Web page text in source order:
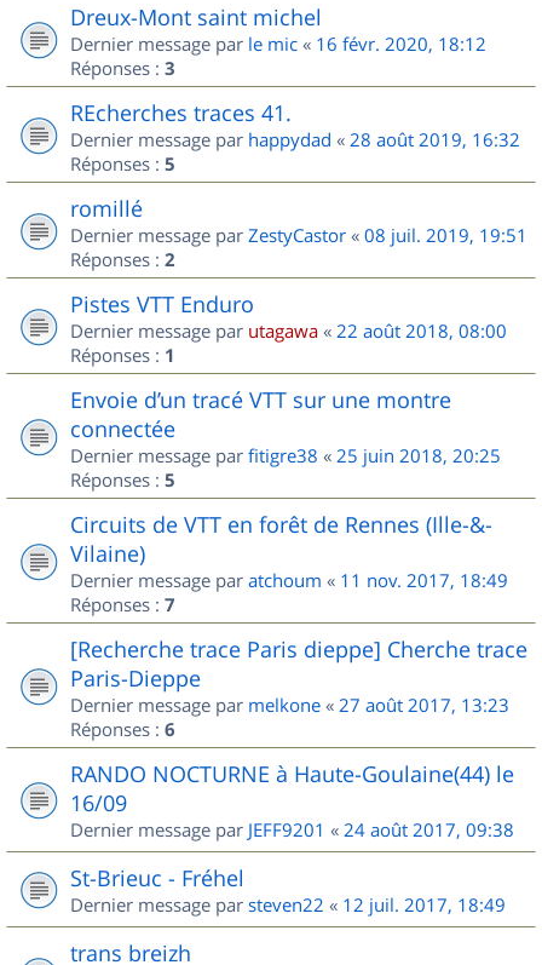
Dreux-Mont saint michel
Dernier message par le mic « 16 févr. 2020, 18:12
Réponses : 3
REcherches traces 41.
Dernier message par happydad « 28 août 2019, 16:32
Réponses : 5
romillé
Dernier message par ZestyCastor « 08 juil. 2019, 19:51
Réponses : 2
Pistes VTT Enduro
Dernier message par utagawa « 22 août 2018, 08:00
Réponses : 1
Envoie d’un tracé VTT sur une montre
connectée
Dernier message par fitigre38 « 25 juin 2018, 20:25
Réponses : 5
Circuits de VTT en forêt de Rennes (Ille-&-
Vilaine)
Dernier message par atchoum « 11 nov. 2017, 18:49
Réponses : 7
[Recherche trace Paris dieppe] Cherche trace
Paris-Dieppe
Dernier message par melkone « 27 août 2017, 13:23
Réponses : 6
RANDO NOCTURNE à Haute-Goulaine(44) le
16/09
Dernier message par JEFF9201 « 24 août 2017, 09:38
St-Brieuc - Fréhel
Dernier message par steven22 « 12 juil. 2017, 18:49
trans breizh